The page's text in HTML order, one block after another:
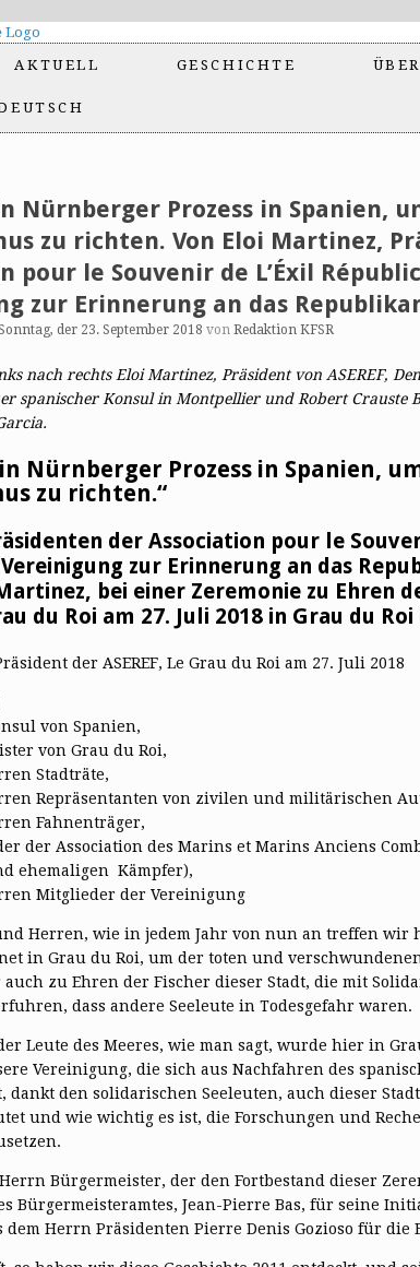
AKTUELL GESCHICHTE
Nürnberger Prozess in Spanien,
zu richten. Von Eloi Martinez,
pour le Souvenir de L’Éxil
zur Erinnerung an das
der 23. September 2018 von Redaktion KFSR
nach rechts Eloi Martinez, Präsident von ASEREF,
spanischer Konsul in Montpellier und Robert Crauste
Nürnberger Prozess in Spanien,
zu richten.“
der Association pour le
Vereinigung zur Erinnerung an das
bei einer Zeremonie zu Ehren
du Roi am 27. Juli 2018 in Grau du
der ASEREF, Le Grau du Roi am 27. Juli 2018
von Spanien,
von Grau du Roi,
Stadträte,
Repräsentanten von zivilen und militärischen
Fahnenträger,
der Association des Marins et Marins Anciens
ehemaligen Kämpfer),
Mitglieder der Vereinigung
Herren, wie in jedem Jahr von nun an treffen wir
in Grau du Roi, um der toten und
auch zu Ehren der Fischer dieser Stadt, die mit
dass andere Seeleute in Todesgefahr waren.
Leute des Meeres, wie man sagt, wurde hier in
Vereinigung, die sich aus Nachfahren des
dankt den solidarischen Seeleuten, auch dieser
und wie wichtig es ist, die Forschungen und
Bürgermeister, der den Fortbestand dieser
Bürgermeisteramtes, Jean-Pierre Bas, für seine
dem Herrn Präsidenten Pierre Denis Gozioso für die